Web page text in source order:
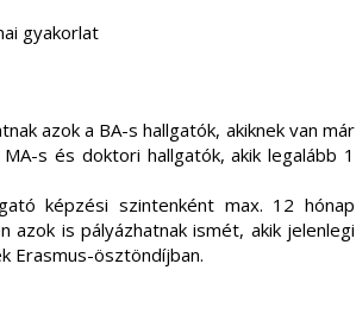
gyakorlat
azok a BA-s hallgatók, akiknek van már
s és doktori hallgatók, akik legalább 1
képzési szintenként max. 12 hónap
azok is pályázhatnak ismét, akik jelenlegi
Erasmus-ösztöndíjban.